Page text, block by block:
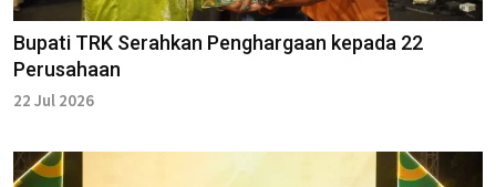
Bupati TRK Serahkan Penghargaan kepada 22
Perusahaan
22 Jul 2026